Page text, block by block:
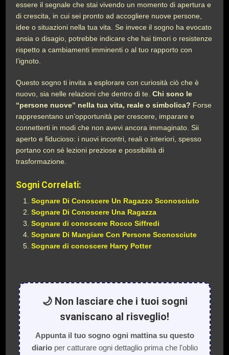
essere il segnale che stai vivendo un momento di apertura e
di crescita, in cui sei pronto ad accogliere nuove persone,
idee o situazioni nella tua vita. Se invece il sogno ha evocato
ansia o disagio, potrebbe indicare che hai timori o resistenze
rispetto a cambiamenti imminenti o al tuo rapporto con
l’ignoto.
Questo sogno ti invita a esplorare con curiosità ciò che è
nuovo, sia nelle relazioni che dentro di te.Chi sono le
“persone nuove” nella tua vita, reale o simbolica? Forse
rappresentano un’opportunità per crescere, imparare e
connetterti in modi che non avevi ancora immaginato. Sii
aperto e fiducioso: i nuovi incontri, reali o interiori, spesso
portano con sé lezioni preziose e possibilità di
trasformazione.
Sogni Correlati:
Sognare Di Conoscere Un Ragazzo Sconosciuto
Sognare Di Conoscere Una Ragazza
Sognare di conoscere Rocco Siffredi
Sognare Di Mangiare Con Persone Sconosciute
Sognare di conoscere Harry Potter
🌙 Non lasciare che i tuoi sogni
svaniscano al risveglio!
Appunta il tuo sogno ogni mattina su questo
diarioper catturare ogni dettaglio prima che l'oblio